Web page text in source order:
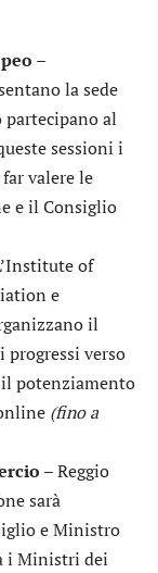
–
la sede
al
sessioni i
valere le
e il Consiglio
of
e
il
progressi verso
potenziamento
(fino a
– Reggio
sarà
e Ministro
i Ministri dei